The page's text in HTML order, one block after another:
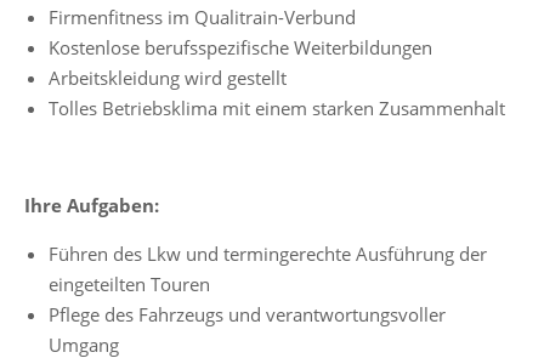
Firmenfitness im Qualitrain-Verbund
Kostenlose berufsspezifische Weiterbildungen
Arbeitskleidung wird gestellt
Tolles Betriebsklima mit einem starken Zusammenhalt
Ihre Aufgaben:
Führen des Lkw und termingerechte Ausführung der
eingeteilten Touren
Pflege des Fahrzeugs und verantwortungsvoller
Umgang